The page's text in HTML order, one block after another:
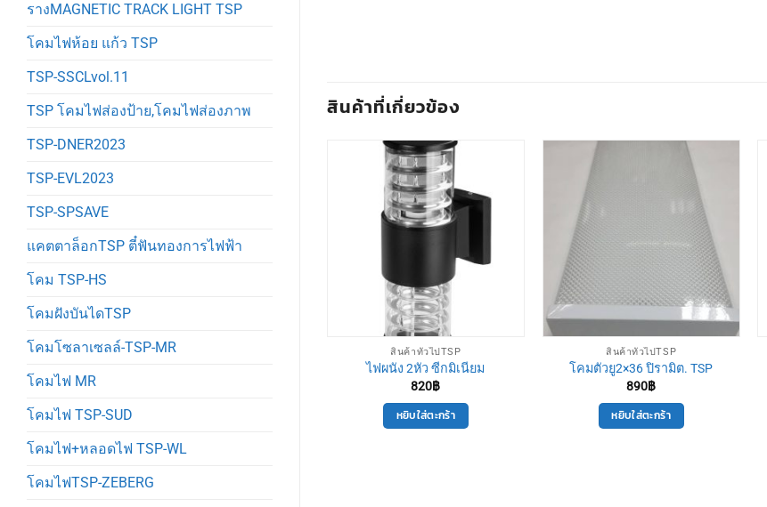
รางMAGNETIC TRACK LIGHT TSP
โคมไฟห้อย แก้ว TSP
TSP-SSCLvol.11
TSP โคมไฟส่องป้าย,โคมไฟส่องภาพ
TSP-DNER2023
TSP-EVL2023
TSP-SPSAVE
แคตตาล็อกTSP ตี๋ฟันทองการไฟฟ้า
โคม TSP-HS
โคมฝังบันไดTSP
โคมโซลาเซลล์-TSP-MR
โคมไฟ MR
โคมไฟ TSP-SUD
โคมไฟ+หลอดไฟ TSP-WL
โคมไฟTSP-ZEBERG
สินค้าที่เกี่ยวข้อง
สินค้าทั่วไปTSP
ไฟผนัง 2หัว ซีกมิเนียม
820฿
หยิบใส่ตะกร้า
สินค้าทั่วไปTSP
โคมตัวยู2×36 ปิรามิต. TSP
890฿
หยิบใส่ตะกร้า
สินค้าทั่วไปTSP